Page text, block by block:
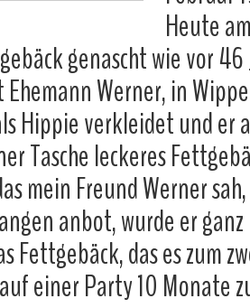
Heute
genascht wie vor
Werner, in
Hippie verkleidet und er
Tasche leckeres
mein Freund Werner
anbot, wurde er
Fettgebäck, das es zum
einer Party 10